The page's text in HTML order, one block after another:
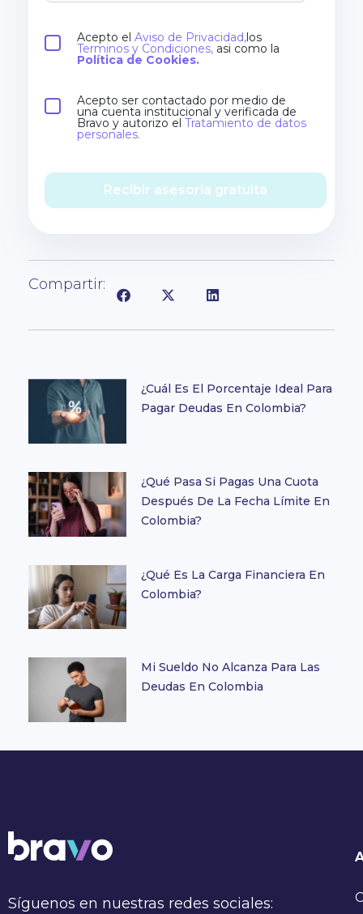
Acepto el Aviso de Privacidad, los
Terminos y Condiciones, asi como la
Política de Cookies.
Acepto ser contactado por medio de
una cuenta institucional y verificada de
Bravo y autorizo el Tratamiento de datos
personales.
Recibir asesoría gratuita
Compartir:
¿Cuál Es El Porcentaje Ideal Para
Pagar Deudas En Colombia?
¿Qué Pasa Si Pagas Una Cuota
Después De La Fecha Límite En
Colombia?
¿Qué Es La Carga Financiera En
Colombia?
Mi Sueldo No Alcanza Para Las
Deudas En Colombia
Síguenos en nuestras redes sociales: